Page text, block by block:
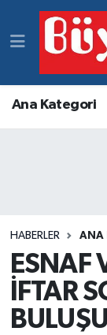
Ana Kategori
HABERLER ANA
ESNAF
İFTAR
Haber